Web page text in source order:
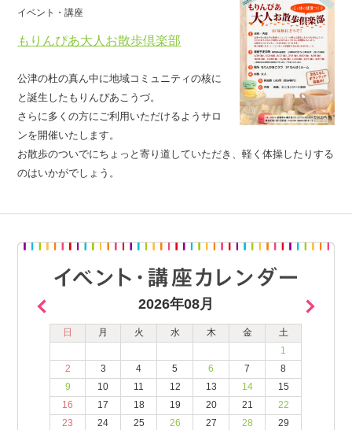
もりんぴあ大人お散歩倶楽部
イベント・講座
公津の杜の真ん中に地域コミュニティの核に
と誕生したもりんぴあこうづ。
さらに多くの方にご利用いただけるようサロ
ンを開催いたします。
お散歩のついでにちょっと寄り道していただき、軽く体操したりする
のはいかがでしょう。
2026年08月
日 月 火 水 木 金
土
1
2
3 4 5 6 7
8
9
10 11 12 13 14
15
16
17 18 19 20 21
22
23
24 25 26 27 28
29